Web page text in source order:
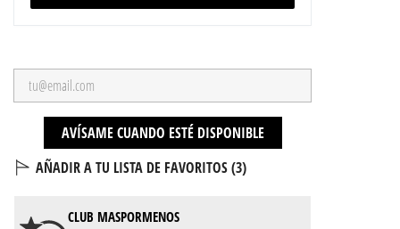
AVÍSAME CUANDO ESTÉ DISPONIBLE
AÑADIR A TU LISTA DE FAVORITOS (3)
CLUB MASPORMENOS